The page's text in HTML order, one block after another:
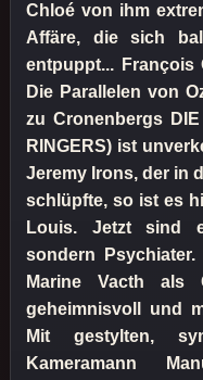
Chloé von ihm
Affäre, die sich
entpuppt... François
Die Parallelen von
zu Cronenbergs DIE
RINGERS) ist
Jeremy Irons, der in
schlüpfte, so ist es
Louis. Jetzt sind
sondern
Marine Vacth als
geheimnisvoll und
Mit gestylten,
Kameramann